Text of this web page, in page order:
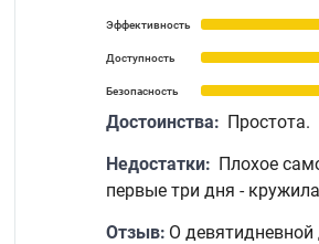
Эффективность
Доступность
Безопасность
Достоинства: Простота.
Недостатки: Плохое
первые три дня -
Отзыв: О девятидневной